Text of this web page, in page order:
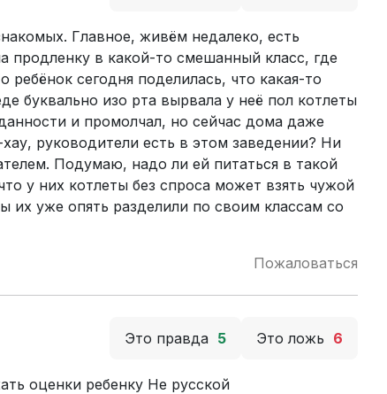
Главное, живём недалеко, есть
продленку в какой-то смешанный класс, где
сегодня поделилась, что какая-то
буквально изо рта вырвала у неё пол котлеты
и промолчал, но сейчас дома даже
руководители есть в этом заведении? Ни
Подумаю, надо ли ей питаться в такой
у них котлеты без спроса может взять чужой
их уже опять разделили по своим классам со
Пожаловаться
Это правда 5 Это ложь 6
оценки ребенку Не русской